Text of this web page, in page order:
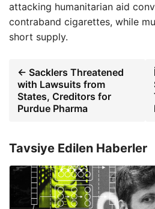
attacking humanitarian aid
contraband cigarettes, while
short supply.
← Sacklers Threatened
with Lawsuits from
States, Creditors for
Purdue Pharma
Tavsiye Edilen Haberler